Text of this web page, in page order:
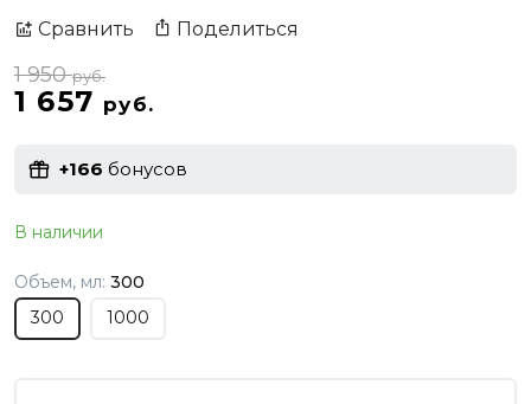
Сравнить Поделиться
1 657 руб.
1 950руб.
+166 бонусов
В наличии
Объем, мл: 300
300
1000